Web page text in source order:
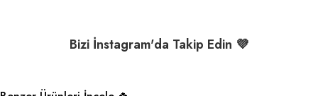
Bizi İnstagram'da Takip Edin 💜